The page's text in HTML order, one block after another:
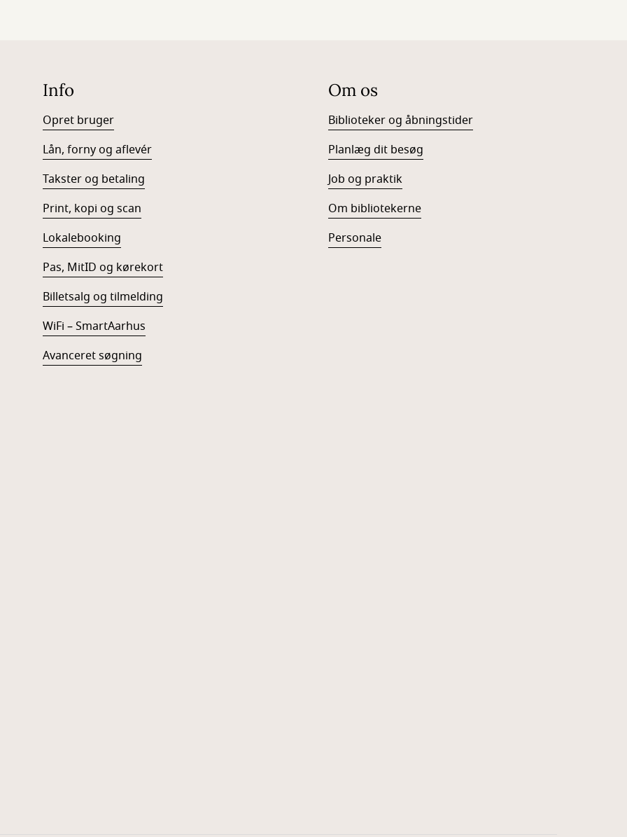
Info
Opret bruger
Lån, forny og aflevér
Takster og betaling
Print, kopi og scan
Lokalebooking
Pas, MitID og kørekort
Billetsalg og tilmelding
WiFi – SmartAarhus
Avanceret søgning
Om os
Biblioteker og åbningstider
Planlæg dit besøg
Job og praktik
Om bibliotekerne
Personale